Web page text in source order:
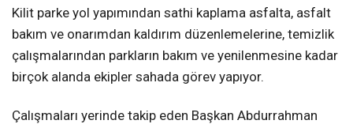
Kilit parke yol yapımından sathi kaplama asfalta, asfalt
bakım ve onarımdan kaldırım düzenlemelerine, temizlik
çalışmalarından parkların bakım ve yenilenmesine kadar
birçok alanda ekipler sahada görev yapıyor.
Çalışmaları yerinde takip eden Başkan Abdurrahman